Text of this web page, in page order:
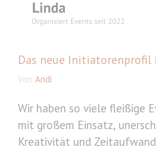
Das neue Initiatorenprofil
Von Andi
Wir haben so viele fleißige
mit großem Einsatz,
Kreativität und